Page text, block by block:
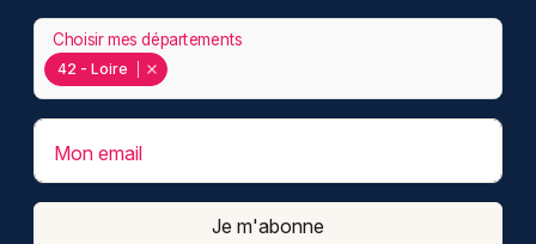
42 - Loire
Choisir mes départements
Mon email
Je m'abonne